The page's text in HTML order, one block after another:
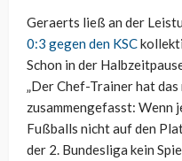
Geraerts ließ an der
0:3 gegen den KSC
Schon in der
„Der Chef-Trainer hat das
zusammengefasst: Wenn
Fußballs nicht auf den
der 2. Bundesliga kein